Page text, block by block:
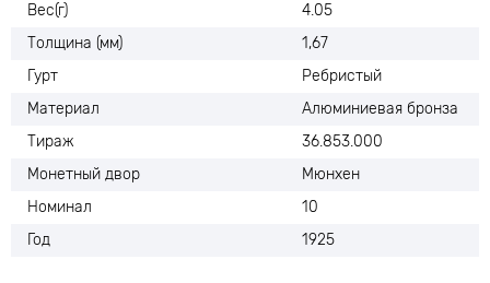
Вес(г)
4.05
Толщина (мм)
1,67
Гурт
Ребристый
Материал
Алюминиевая бронза
Тираж
36.853.000
Монетный двор
Мюнхен
Номинал
10
Год
1925